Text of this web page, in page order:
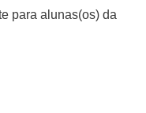
para alunas(os) da